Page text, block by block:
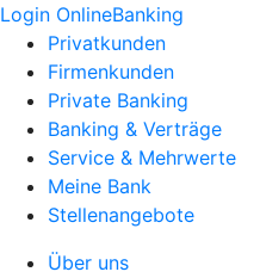
Login OnlineBanking
Privatkunden
Firmenkunden
Private Banking
Banking & Verträge
Service & Mehrwerte
Meine Bank
Stellenangebote
Über uns